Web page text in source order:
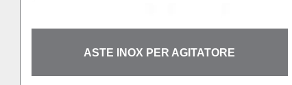
INOX PER AGITATORE